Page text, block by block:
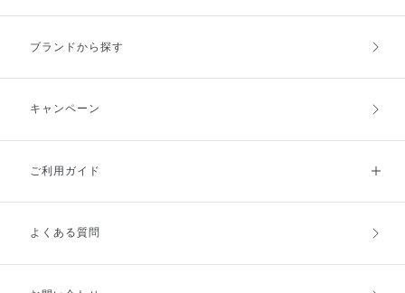
ブランドから探す
キャンペーン
ご利用ガイド
ご利用ガイドトップ
よくある質問